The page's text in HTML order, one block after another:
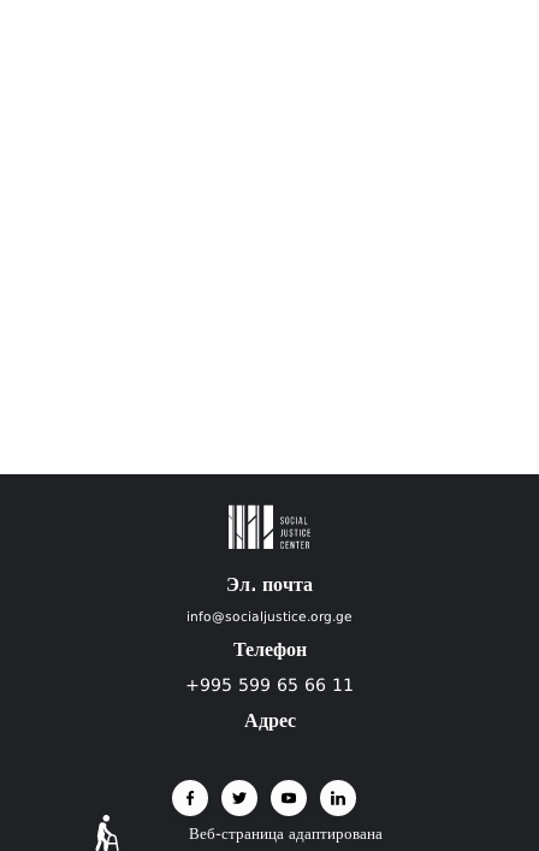
Эл. почта
info@socialjustice.org.ge
Телефон
+995 599 65 66 11
Адрес
Веб-страница адаптирована